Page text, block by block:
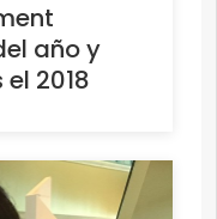
año y
2018